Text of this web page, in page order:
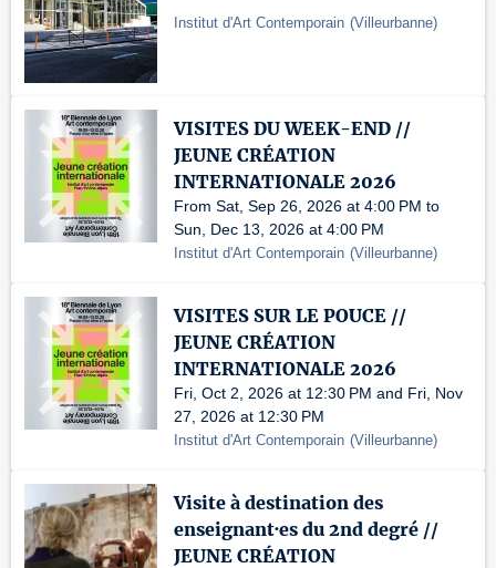
Institut d'Art Contemporain (Villeurbanne)
VISITES DU WEEK-END //
JEUNE CRÉATION
INTERNATIONALE 2026
From Sat, Sep 26, 2026 at 4:00 PM to
Sun, Dec 13, 2026 at 4:00 PM
Institut d'Art Contemporain (Villeurbanne)
VISITES SUR LE POUCE //
JEUNE CRÉATION
INTERNATIONALE 2026
Fri, Oct 2, 2026 at 12:30 PM and Fri, Nov
27, 2026 at 12:30 PM
Institut d'Art Contemporain (Villeurbanne)
Visite à destination des
enseignant·es du 2nd degré //
JEUNE CRÉATION